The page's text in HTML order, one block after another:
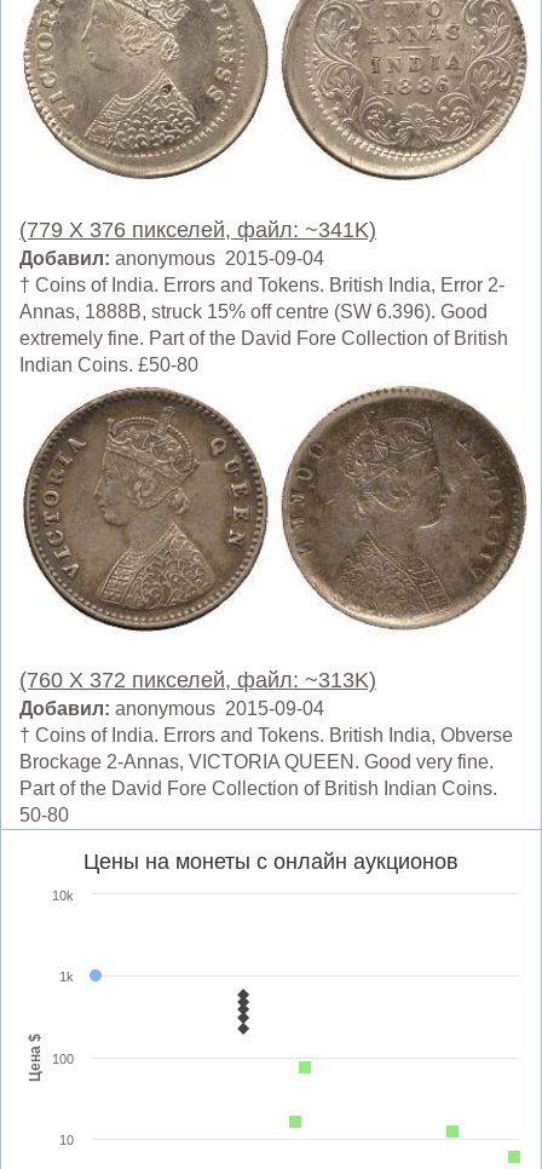
(779 X 376 пикселей, файл: ~341K)
Добавил: anonymous 2015-09-04
† Coins of India. Errors and Tokens. British India, Error 2-
Annas, 1888B, struck 15% off centre (SW 6.396). Good
extremely fine. Part of the David Fore Collection of British
Indian Coins. £50-80
(760 X 372 пикселей, файл: ~313K)
Добавил: anonymous 2015-09-04
† Coins of India. Errors and Tokens. British India, Obverse
Brockage 2-Annas, VICTORIA QUEEN. Good very fine.
Part of the David Fore Collection of British Indian Coins.
50-80